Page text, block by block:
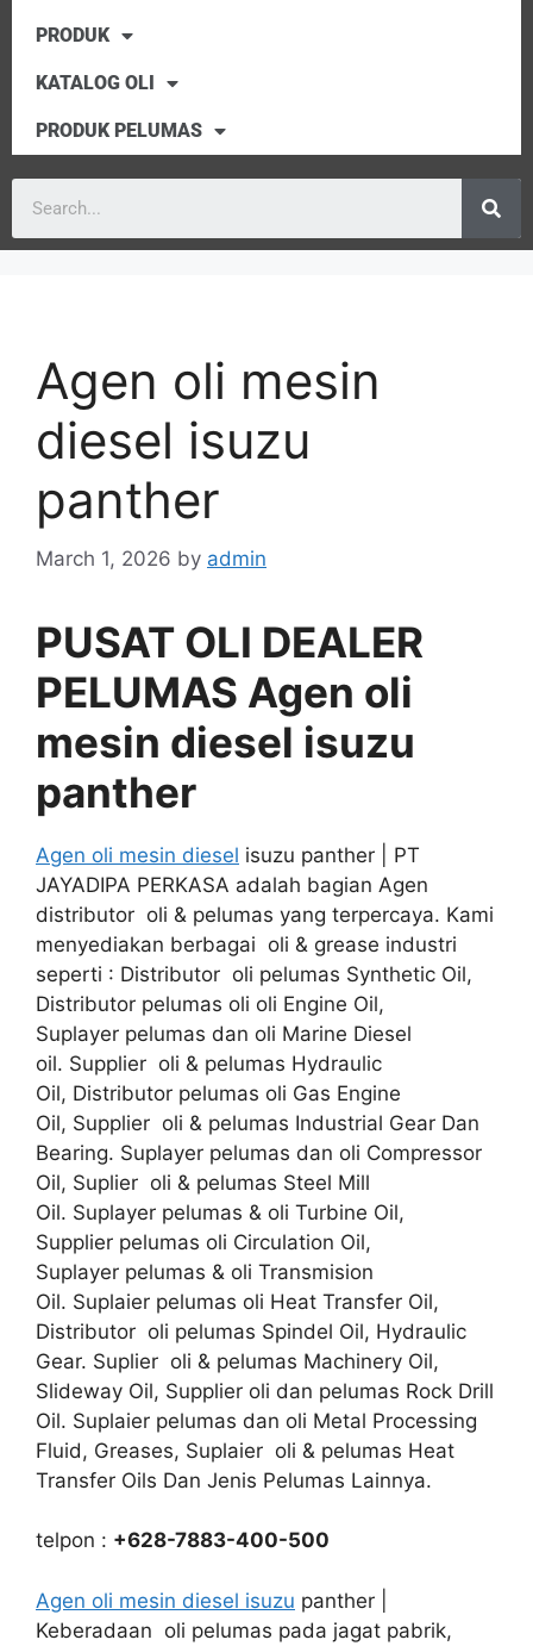
PRODUK
KATALOG OLI
PRODUK PELUMAS
Agen oli mesin
diesel isuzu
panther
March 1, 2026 by admin
PUSAT OLI DEALER
PELUMAS Agen oli
mesin diesel isuzu
panther
Agen oli mesin diesel isuzu panther | PT
JAYADIPA PERKASA adalah bagian Agen
distributor oli & pelumas yang terpercaya. Kami
menyediakan berbagai oli & grease industri
seperti : Distributor oli pelumas Synthetic Oil,
Distributor pelumas oli oli Engine Oil,
Suplayer pelumas dan oli Marine Diesel
oil. Supplier oli & pelumas Hydraulic
Oil, Distributor pelumas oli Gas Engine
Oil, Supplier oli & pelumas Industrial Gear Dan
Bearing. Suplayer pelumas dan oli Compressor
Oil, Suplier oli & pelumas Steel Mill
Oil. Suplayer pelumas & oli Turbine Oil,
Supplier pelumas oli Circulation Oil,
Suplayer pelumas & oli Transmision
Oil. Suplaier pelumas oli Heat Transfer Oil,
Distributor oli pelumas Spindel Oil, Hydraulic
Gear. Suplier oli & pelumas Machinery Oil,
Slideway Oil, Supplier oli dan pelumas Rock Drill
Oil. Suplaier pelumas dan oli Metal Processing
Fluid, Greases, Suplaier oli & pelumas Heat
Transfer Oils Dan Jenis Pelumas Lainnya.
telpon : +628-7883-400-500
Agen oli mesin diesel isuzu panther |
Keberadaan oli pelumas pada jagat pabrik,